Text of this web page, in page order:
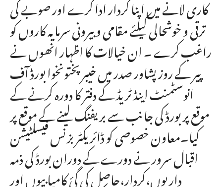
کاری لانے میں اپنا کردار ادا کرے اور صوبے کی
ترقی و خوشحالی کیلئے مقامی و بیرونی سرمایہ کاروں کو
راغب کرے ۔ ان خیالات کا اظہار انھوں نے
پیر کے روز پشاور صدر میں خیبر پختونخوا بورڈ آف
انوسٹمنٹ اینڈ ٹریڈ کے دفتر کا دورہ کرنے کے
موقع پر بورڈ کی جانب سے بریفنگ لینے کے موقع پر
کیا۔معاون خصوصی کو ڈائریکٹر بزنس فیسلٹیشن
اقبال سرور نے دورے کے دوران بورڈ کی ذمہ
داریوں،کردار،حاصل کی گئ کامیابیوں اور